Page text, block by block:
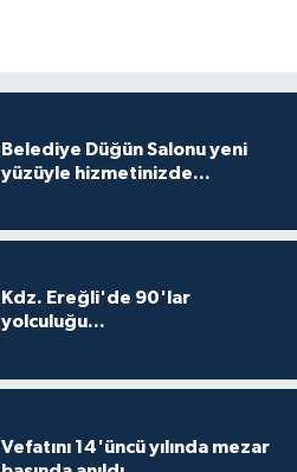
Belediye Düğün Salonu yeni
yüzüyle hizmetinizde...
Kdz. Ereğli'de 90'lar
yolculuğu...
Vefatını 14'üncü yılında mezar